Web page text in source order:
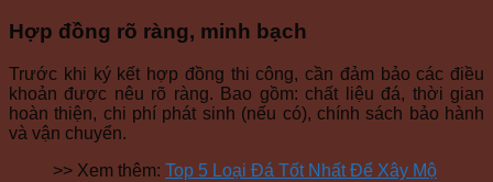
Hợp đồng rõ ràng, minh bạch
Trước khi ký kết hợp đồng thi công, cần đảm bảo các điều
khoản được nêu rõ ràng. Bao gồm: chất liệu đá, thời gian
hoàn thiện, chi phí phát sinh (nếu có), chính sách bảo hành
và vận chuyển.
>> Xem thêm: Top 5 Loại Đá Tốt Nhất Để Xây Mộ